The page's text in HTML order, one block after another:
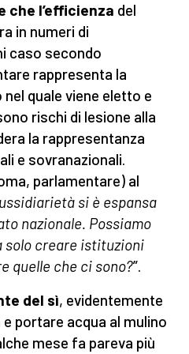
che l’efficienza del
in numeri di
caso secondo
rappresenta la
quale viene eletto e
rischi di lesione alla
la rappresentanza
e sovranazionali.
parlamentare) al
si è espansa
nazionale. Possiamo
solo creare istituzioni
quelle che ci sono?”.
del sì, evidentemente
portare acqua al mulino
mese fa pareva più